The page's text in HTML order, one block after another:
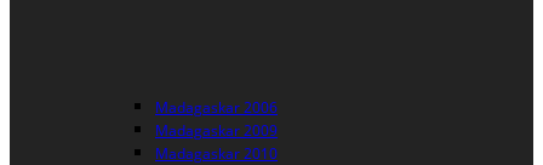
Madagaskar 2006
Madagaskar 2009
Madagaskar 2010